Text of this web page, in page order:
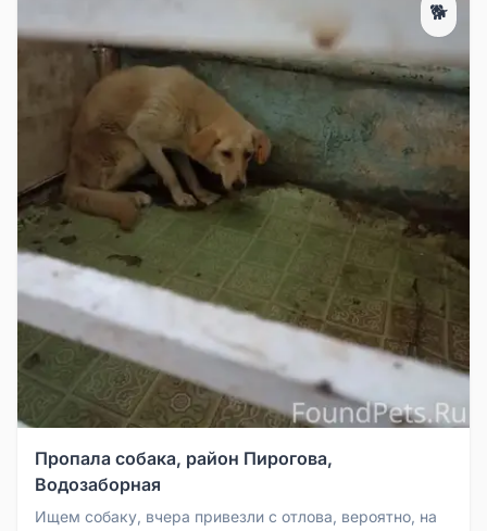
🐕
Пропала собака, район Пирогова,
Водозаборная
Ищем собаку, вчера привезли с отлова, вероятно, на